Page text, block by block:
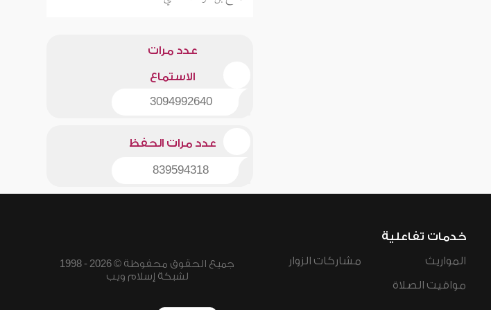
عدد مرات
الاستماع
3094992640
عدد مرات الحفظ
839594318
خدمات تفاعلية
المواريث
مواقيت الصلاة
مشاركات الزوار
جميع الحقوق محفوظة © 2026 - 1998
لشبكة إسلام ويب